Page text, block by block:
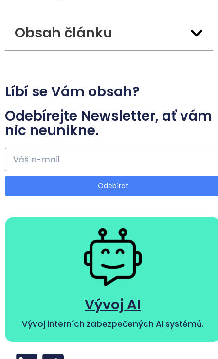
Obsah článku
Líbí se Vám obsah?
Odebírejte Newsletter, ať vám
nic neunikne.
Odebírat
Vývoj AI
Vývoj interních zabezpečených AI systémů.